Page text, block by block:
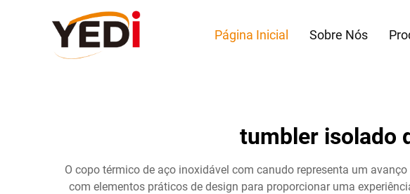
Página Inicial Sobre Nós
tumbler isolado
O copo térmico de aço inoxidável com canudo representa um
com elementos práticos de design para proporcionar uma